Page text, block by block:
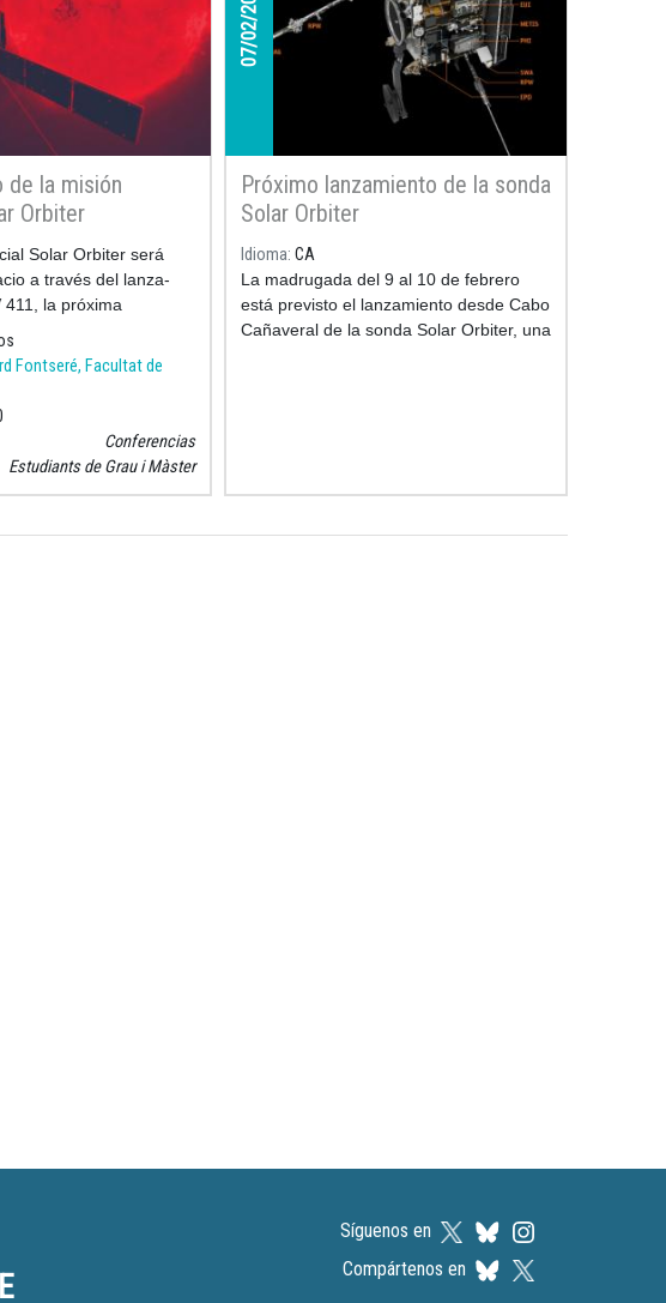
de la misión
Orbiter
Solar Orbiter será
a través del lanza-
411, la próxima
de
Cañaveral (Florida,
Fontseré, Facultat de
Conferencias
Estudiants de Grau i Màster
07/02/2020
Próximo lanzamiento de la sonda
Solar Orbiter
Idioma CA
La madrugada del 9 al 10 de febrero
está previsto el lanzamiento desde Cabo
Cañaveral de la sonda Solar Orbiter, una
Síguenos en
Compártenos en